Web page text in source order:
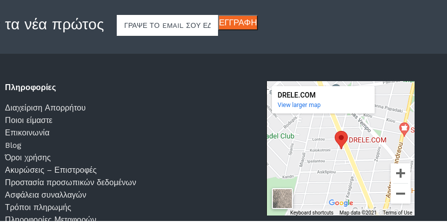
νέα πρώτος
Πληροφορίες
Διαχείριση Απορρήτου
Ποιοι είμαστε
Επικοινωνία
Blog
Όροι χρήσης
Ακυρώσεις – Επιστροφές
Προστασία προσωπικών δεδομένων
Ασφάλεια συναλλαγών
Τρόποι πληρωμής
Πληροφορίες Μεταφορών